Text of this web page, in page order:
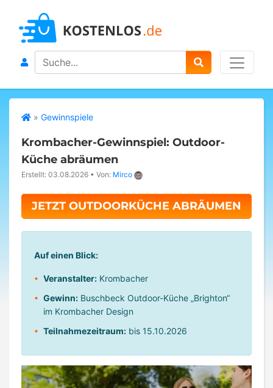
Search
» Gewinnspiele
Krombacher-Gewinnspiel: Outdoor-
Küche abräumen
Erstellt: 03.08.2026 • Von: Mirco
JETZT OUTDOORKÜCHE ABRÄUMEN
Auf einen Blick:
Veranstalter: Krombacher
Gewinn: Buschbeck Outdoor-Küche „Brighton“
im Krombacher Design
Teilnahmezeitraum: bis 15.10.2026